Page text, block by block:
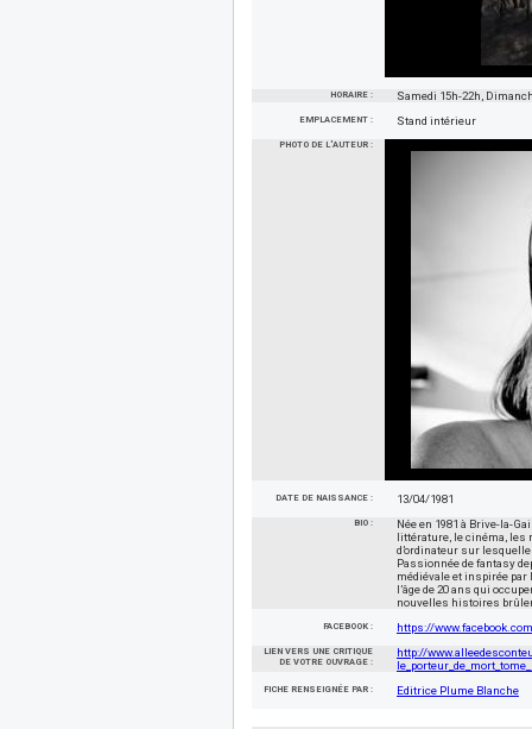
HORAIRE : Samedi 15h-22h,
EMPLACEMENT : Stand intérieur
PHOTO DE L'AUTEUR :
DATE DE NAISSANCE : 13/04/1981
BIO :
Née en 1981 à Brive-la-
littérature, le cinéma, les
d’ordinateur sur
Passionnée de fantasy
médiévale et inspirée par
l’âge de 20 ans qui
nouvelles histoires
FACEBOOK : https://
LIEN VERS UNE CRITIQUE
DE VOTRE OUVRAGE :
http://
FICHE RENSEIGNÉE PAR : Editrice Plume Blanche